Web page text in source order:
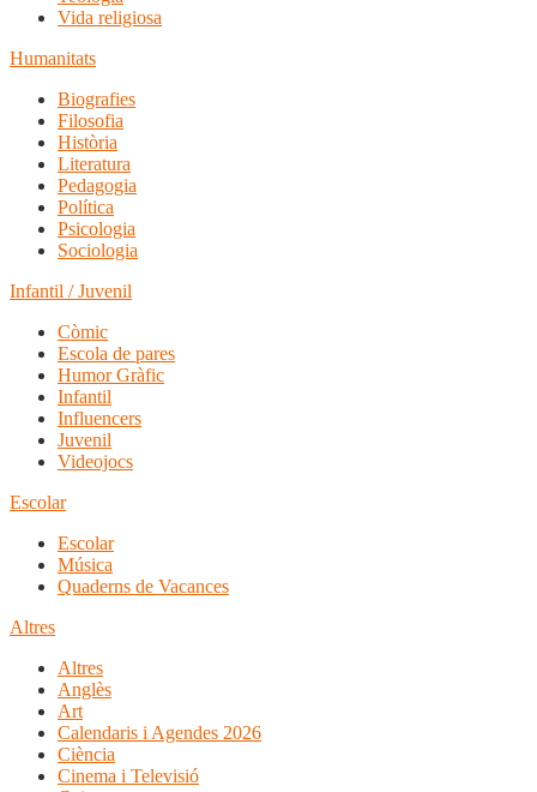
Vida religiosa
Humanitats
Biografies
Filosofia
Història
Literatura
Pedagogia
Política
Psicologia
Sociologia
Infantil / Juvenil
Còmic
Escola de pares
Humor Gràfic
Infantil
Influencers
Juvenil
Videojocs
Escolar
Escolar
Música
Quaderns de Vacances
Altres
Altres
Anglès
Art
Calendaris i Agendes 2026
Ciència
Cinema i Televisió